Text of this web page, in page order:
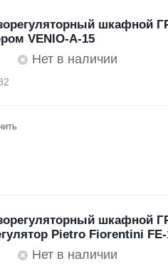
шкафной
VENIO-A-15
Нет в наличии
шкафной
Pietro Fiorentini FE-
Нет в наличии